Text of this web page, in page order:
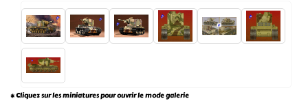
* Cliquez sur les miniatures pour ouvrir le mode galerie